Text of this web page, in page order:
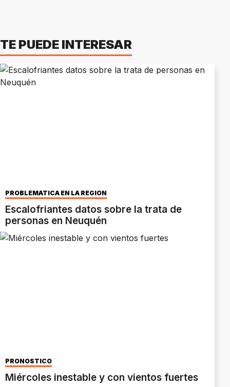
TE PUEDE INTERESAR
PROBLEMÁTICA EN LA REGIÓN
Escalofriantes datos sobre la trata de
personas en Neuquén
PRONÓSTICO
Miércoles inestable y con vientos fuertes